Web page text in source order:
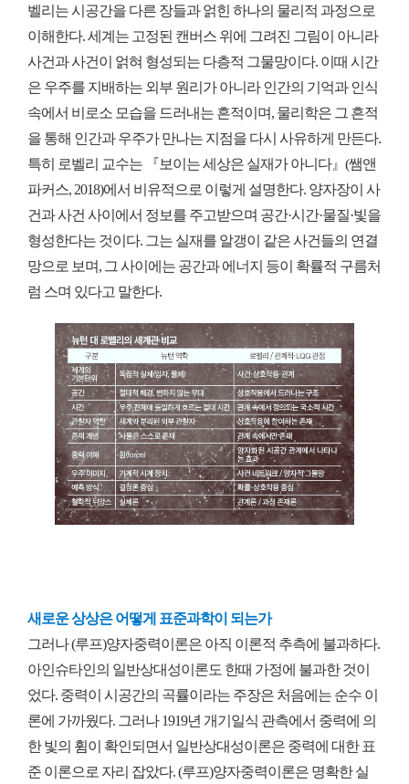
벨리는 시공간을 다른 장들과 얽힌 하나의 물리적 과정으로
이해한다. 세계는 고정된 캔버스 위에 그려진 그림이 아니라
사건과 사건이 얽혀 형성되는 다층적 그물망이다. 이때 시간
은 우주를 지배하는 외부 원리가 아니라 인간의 기억과 인식
속에서 비로소 모습을 드러내는 흔적이며, 물리학은 그 흔적
을 통해 인간과 우주가 만나는 지점을 다시 사유하게 만든다.
특히 로벨리 교수는 『보이는 세상은 실재가 아니다』(쌤앤
파커스, 2018)에서 비유적으로 이렇게 설명한다. 양자장이 사
건과 사건 사이에서 정보를 주고받으며 공간·시간·물질·빛을
형성한다는 것이다. 그는 실재를 알갱이 같은 사건들의 연결
망으로 보며, 그 사이에는 공간과 에너지 등이 확률적 구름처
럼 스며 있다고 말한다.
새로운 상상은 어떻게 표준과학이 되는가
그러나 (루프)양자중력이론은 아직 이론적 추측에 불과하다.
아인슈타인의 일반상대성이론도 한때 가정에 불과한 것이
었다. 중력이 시공간의 곡률이라는 주장은 처음에는 순수 이
론에 가까웠다. 그러나 1919년 개기일식 관측에서 중력에 의
한 빛의 휨이 확인되면서 일반상대성이론은 중력에 대한 표
준 이론으로 자리 잡았다. (루프)양자중력이론은 명확한 실